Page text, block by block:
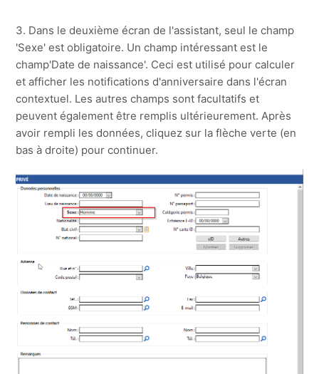
3. Dans le deuxième écran de l'assistant, seul le champ
'Sexe' est obligatoire. Un champ intéressant est le
champ'Date de naissance'. Ceci est utilisé pour calculer
et afficher les notifications d'anniversaire dans l'écran
contextuel. Les autres champs sont facultatifs et
peuvent également être remplis ultérieurement. Après
avoir rempli les données, cliquez sur la flèche verte (en
bas à droite) pour continuer.